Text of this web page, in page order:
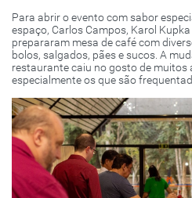
Para abrir o evento com sabor
espaço, Carlos Campos, Karol
prepararam mesa de café com
bolos, salgados, pães e sucos. A
restaurante caiu no gosto de muitos
especialmente os que são